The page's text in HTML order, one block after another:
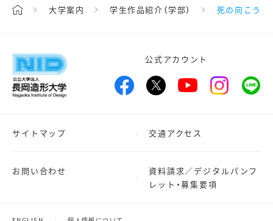
大学案内 学生作品紹介（学部） 死の向こう
公式アカウント
サイトマップ 交通アクセス
お問い合わせ
資料請求／デジタルパンフ
レット・募集要項